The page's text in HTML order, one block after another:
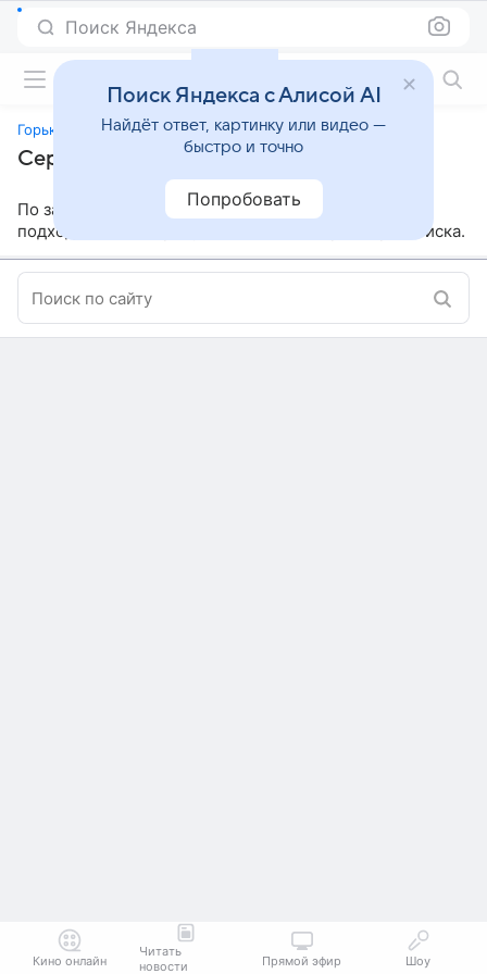
Поиск Яндекса
Горький 53
Сериалы, похожие на «Горький 53»
По заданным параметрам мы не нашли ничего
подходящего, попробуйте изменить параметры поиска.
Кино онлайн
Читать
новости
Прямой эфир Шоу
Поиск Яндекса с Алисой AI
Найдёт ответ, картинку или видео —
быстро и точно
Попробовать